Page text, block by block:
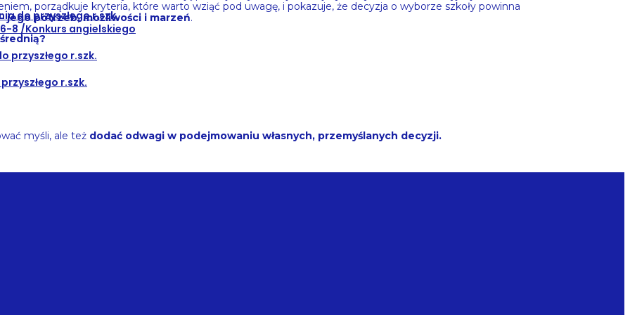
do przyszłego r.szk.
8 /Konkurs angielskiego
przyszłego r.szk.
r.szk.
porządkuje kryteria, które warto wziąć pod uwagę, i pokazuje, że decyzja o wyborze szkoły powinna
jego potrzeb, możliwości i marzeń.
myśli, ale też dodać odwagi w podejmowaniu własnych, przemyślanych decyzji.